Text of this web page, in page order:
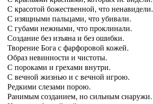
С красотой божественной, что ненавидели.
С изящными пальцами, что убивали.
С губами нежными, что проклинали.
Создание без изъяна и без ошибки.
Творение Бога с фарфоровой кожей.
Образ невинности и чистоты.
С пороками и грехами внутри.
С вечной жизнью и с вечной игрою.
Редкими слезами порою.
Ранимым созданием, но сильным снаружи.